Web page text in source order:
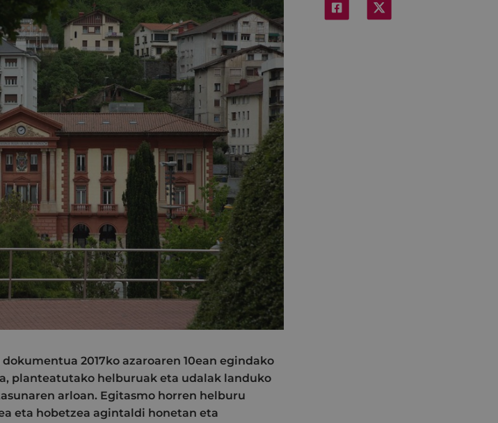
2017ko azaroaren 10ean egindako
planteatutako helburuak eta udalak landuko
arloan. Egitasmo horren helburu
eta hobetzea agintaldi honetan eta